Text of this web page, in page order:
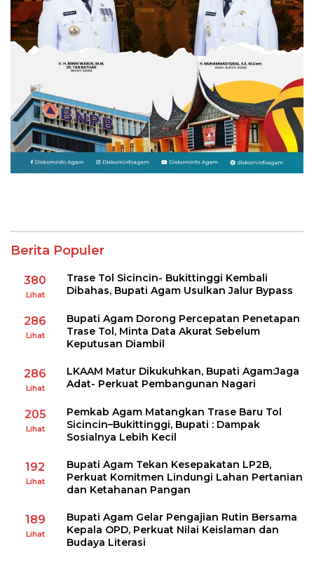
Berita Populer
380
Lihat
Trase Tol Sicincin- Bukittinggi Kembali
Dibahas, Bupati Agam Usulkan Jalur Bypass
286
Lihat
Bupati Agam Dorong Percepatan Penetapan
Trase Tol, Minta Data Akurat Sebelum
Keputusan Diambil
286
Lihat
LKAAM Matur Dikukuhkan, Bupati Agam:Jaga
Adat- Perkuat Pembangunan Nagari
205
Lihat
Pemkab Agam Matangkan Trase Baru Tol
Sicincin–Bukittinggi, Bupati : Dampak
Sosialnya Lebih Kecil
192
Lihat
Bupati Agam Tekan Kesepakatan LP2B,
Perkuat Komitmen Lindungi Lahan Pertanian
dan Ketahanan Pangan
189
Lihat
Bupati Agam Gelar Pengajian Rutin Bersama
Kepala OPD, Perkuat Nilai Keislaman dan
Budaya Literasi